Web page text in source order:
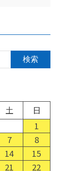
土
日
1
7
8
14
15
21 22